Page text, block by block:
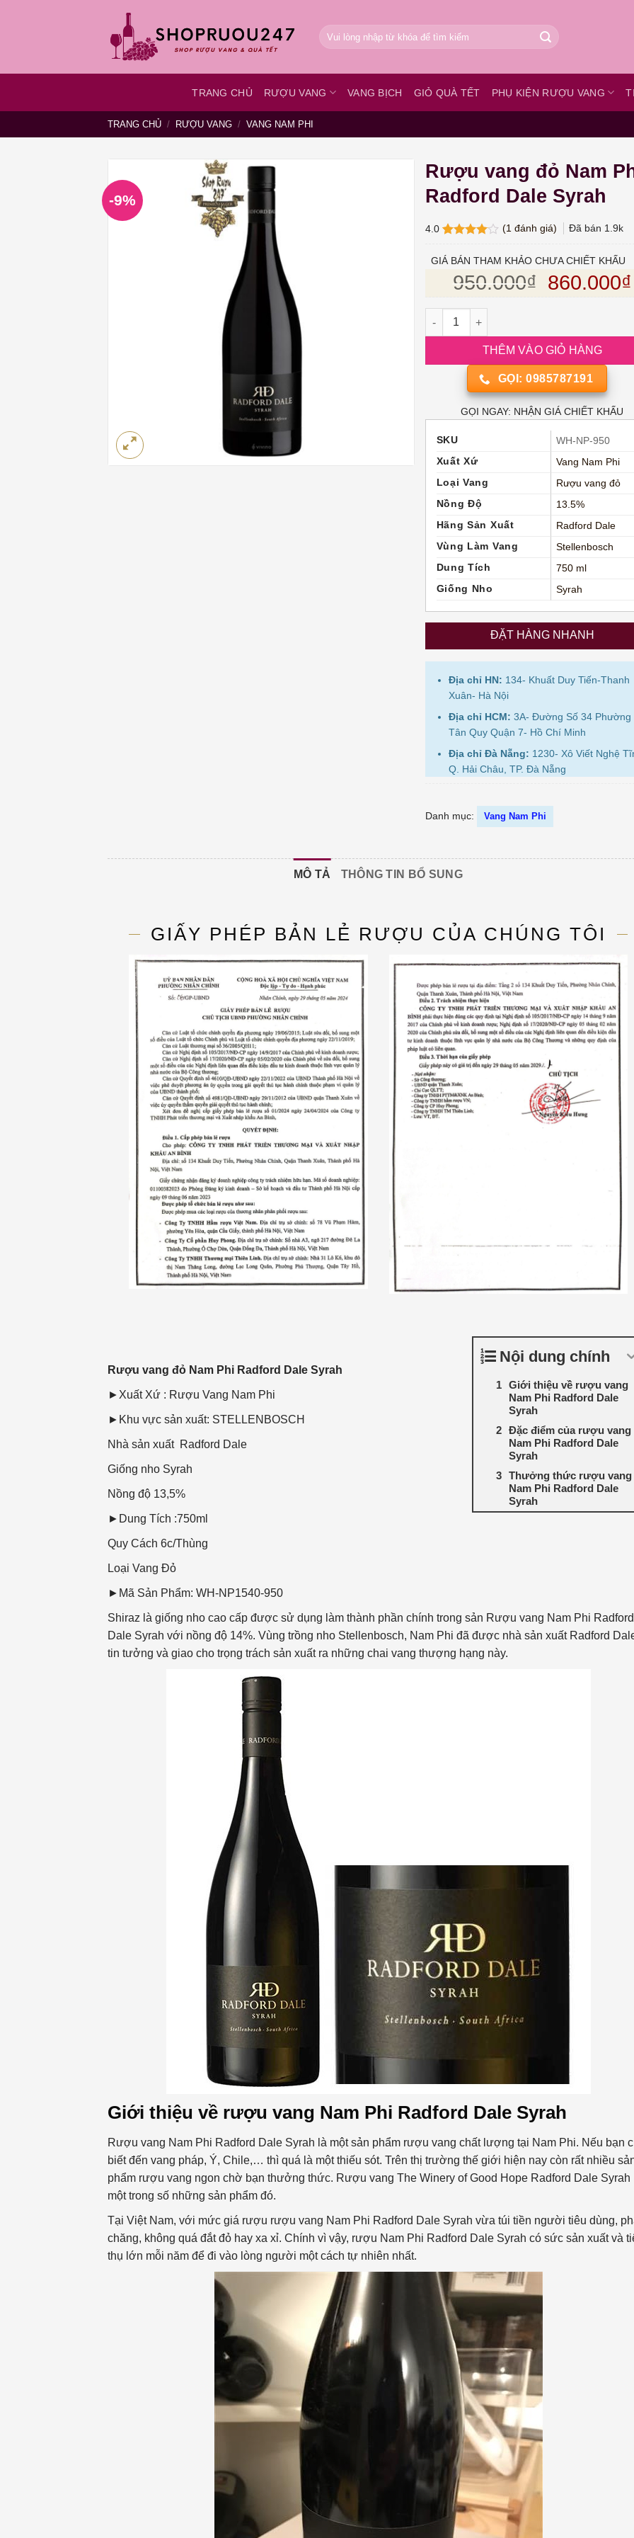
Tìm
kiếm:
TRANG CHỦ RƯỢU VANG VANG BỊCH GIỎ QUÀ TẾT PHỤ KIỆN RƯỢU VANG
TRANG CHỦ / RƯỢU VANG / VANG NAM PHI
-9%
Rượu vang đỏ Nam
Radford Dale Syrah
4.0
5 dựa
giá
(1 đánh giá) Đã bán 1.9k
GIÁ BÁN THAM KHẢO CHƯA CHIẾT KHẤU
950.000₫ Giá gốc
860.000₫
Rượu vang đỏ Nam Phi Radford Dale
THÊM VÀO GIỎ HÀNG
GỌI: 0985787191
GỌI NGAY: NHẬN GIÁ CHIẾT KHẤU
SKU
WH-NP-950
Xuất Xứ
Vang Nam Phi
Loại Vang
Rượu vang đỏ
Nồng Độ
13.5%
Hãng Sản Xuất
Radford Dale
Vùng Làm Vang
Stellenbosch
Dung Tích
750 ml
Giống Nho
Syrah
ĐẶT HÀNG NHANH
Địa chỉ HN: 134- Khuất Duy Tiến-Thanh
Xuân- Hà Nội
Địa chỉ HCM: 3A- Đường Số 34 Phường
Tân Quy Quận 7- Hồ Chí Minh
Địa chỉ Đà Nẵng: 1230- Xô Viết Nghệ
Q. Hải Châu, TP. Đà Nẵng
Danh mục: Vang Nam Phi
MÔ TẢ THÔNG TIN BỔ SUNG
GIẤY PHÉP BẢN LẺ RƯỢU CỦA CHÚNG TÔI
Nội dung chính
Giới thiệu về rượu vang
Nam Phi Radford Dale
Syrah
Đặc điểm của rượu vang
Nam Phi Radford Dale
Syrah
Thưởng thức rượu vang
Nam Phi Radford Dale
Syrah
Rượu vang đỏ Nam Phi Radford Dale Syrah
►Xuất Xứ : Rượu Vang Nam Phi
►Khu vực sản xuất: STELLENBOSCH
Nhà sản xuất Radford Dale
Giống nho Syrah
Nồng độ 13,5%
►Dung Tích :750ml
Quy Cách 6c/Thùng
Loại Vang Đỏ
►Mã Sản Phẩm: WH-NP1540-950
Shiraz là giống nho cao cấp được sử dụng làm thành phần chính trong sản Rượu vang Nam Phi Radford
Dale Syrah với nồng độ 14%. Vùng trồng nho Stellenbosch, Nam Phi đã được nhà sản xuất Radford
tin tưởng và giao cho trọng trách sản xuất ra những chai vang thượng hạng này.
Giới thiệu về rượu vang Nam Phi Radford Dale Syrah
Rượu vang Nam Phi Radford Dale Syrah là một sản phẩm rượu vang chất lượng tại Nam Phi. Nếu bạn
biết đến vang pháp, Ý, Chile,… thì quá là một thiếu sót. Trên thị trường thế giới hiện nay còn rất nhiều
phẩm rượu vang ngon chờ bạn thưởng thức. Rượu vang The Winery of Good Hope Radford Dale Syrah
một trong số những sản phẩm đó.
Tại Việt Nam, với mức giá rượu rượu vang Nam Phi Radford Dale Syrah vừa túi tiền người tiêu dùng,
chăng, không quá đắt đỏ hay xa xỉ. Chính vì vậy, rượu Nam Phi Radford Dale Syrah có sức sản xuất và
thụ lớn mỗi năm để đi vào lòng người một cách tự nhiên nhất.